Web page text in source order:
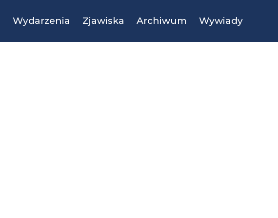
Wydarzenia Zjawiska Archiwum Wywiady